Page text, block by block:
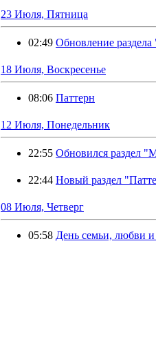
23 Июля, Пятница
02:49 Обновление
18 Июля, Воскресенье
08:06 Паттерн
12 Июля, Понедельник
22:55 Обновился раздел
22:44 Новый раздел
08 Июля, Четверг
05:58 День семьи, любви и